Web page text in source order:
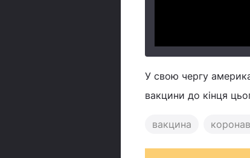
У свою чергу
вакцини до кінця
вакцина